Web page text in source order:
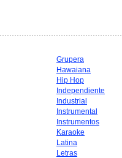
Grupera
Hawaiana
Hip Hop
Independiente
Industrial
Instrumental
Instrumentos
Karaoke
Latina
Letras